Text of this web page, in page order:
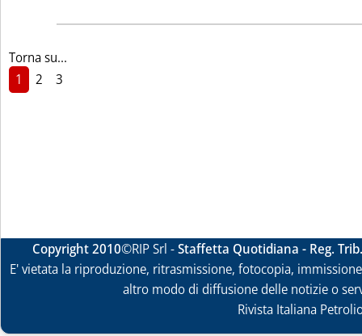
Torna su...
1
2 3
Copyright 2010©RIP Srl -Staffetta Quotidiana - Reg.
E' vietata la riproduzione, ritrasmissione, fotocopia,
altro modo di diffusione delle notizie o
Rivista Italiana